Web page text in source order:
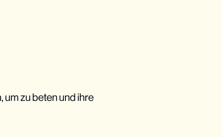
um zu beten und ihre